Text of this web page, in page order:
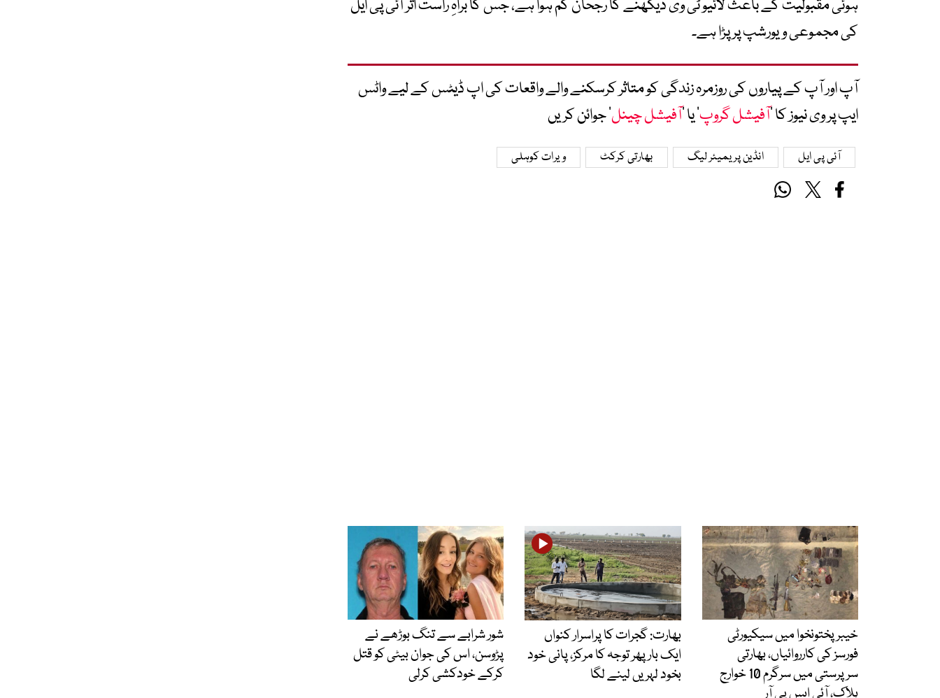
ہوئی مقبولیت کے باعث لائیو ٹی وی دیکھنے کا رجحان کم ہوا ہے، جس کا براہِ راست اثر آئی پی ایل
کی مجموعی ویورشپ پر پڑا ہے۔
آپ اور آپ کے پیاروں کی روزمرہ زندگی کو متاثر کرسکنے والے واقعات کی اپ ڈیٹس کے لیے واٹس
ایپ پر وی نیوز کا ’آفیشل گروپ‘ یا ’آفیشل چینل‘ جوائن کریں
آئی پی ایل انڈین پریمیئر لیگ بھارتی کرکٹ ویرات کوہلی
خیبرپختونخوا میں سیکیورٹی
فورسز کی کارروائیاں، بھارتی
سرپرستی میں سرگرم 10 خوارج
بھارت: گجرات کا پراسرار کنواں
ایک بار پھر توجہ کا مرکز، پانی خود
بخود لہریں لینے لگا
شور شرابے سے تنگ بوڑھے نے
پڑوسن، اس کی جوان بیٹی کو قتل
کرکے خودکشی کرلی